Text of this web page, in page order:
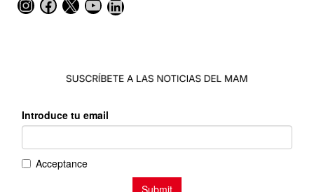
Instagram
Facebook
X YouTube
LinkedIn